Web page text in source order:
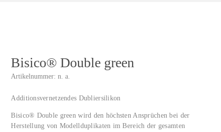
Bisico® Double green
Artikelnummer:n. a.
Additionsvernetzendes Dubliersilikon
Bisico® Double green wird den höchsten Ansprüchen bei der
Herstellung von Modellduplikaten im Bereich der gesamten